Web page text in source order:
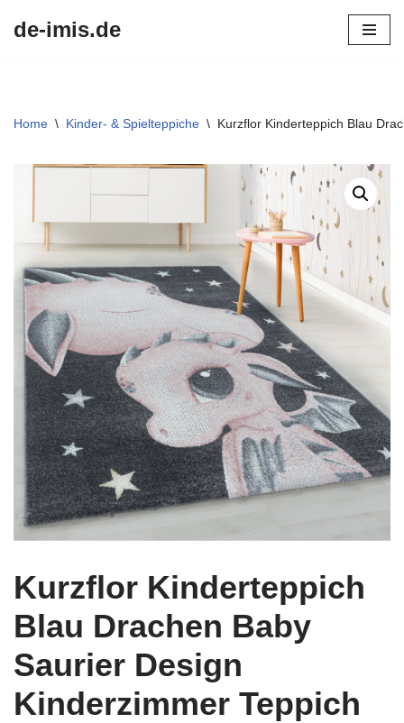
de-imis.de
Home \ Kinder- & Spielteppiche \ Kurzflor Kinderteppich Blau
Kurzflor Kinderteppich
Blau Drachen Baby
Saurier Design
Kinderzimmer Teppich